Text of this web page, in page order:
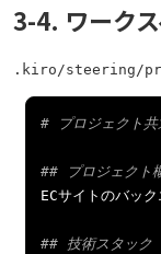
3-4. ワーク
.kiro/steering/
# プロジェクト共
## プロジェクト
ECサイトのバック
## 技術スタック